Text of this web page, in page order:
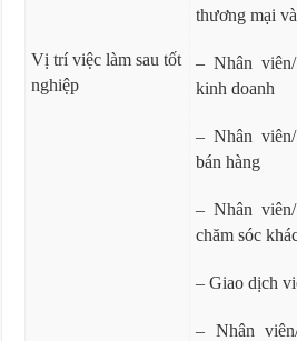
Vị trí việc làm sau tốt
nghiệp
thương mại
– Nhân
kinh doanh
– Nhân
bán hàng
– Nhân
chăm sóc
– Giao dịch
– Nhân